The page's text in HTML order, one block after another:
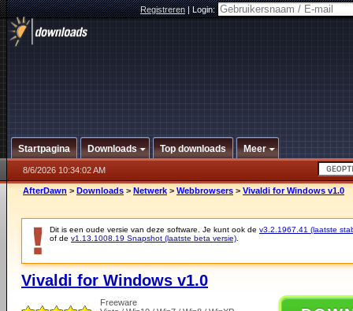
Registreren|Login:
Startpagina Downloads Top downloads Meer
8/6/2026 10:34:02 AM
AfterDawn > Downloads > Netwerk > Webbrowsers > Vivaldi for Windows v1.0
Dit is een oude versie van deze software. Je kunt ook de v3.2.1967.41 (laatste
of de v1.13.1008.19 Snapshot (laatste beta versie)
Vivaldi for Windows v1.0
Freeware